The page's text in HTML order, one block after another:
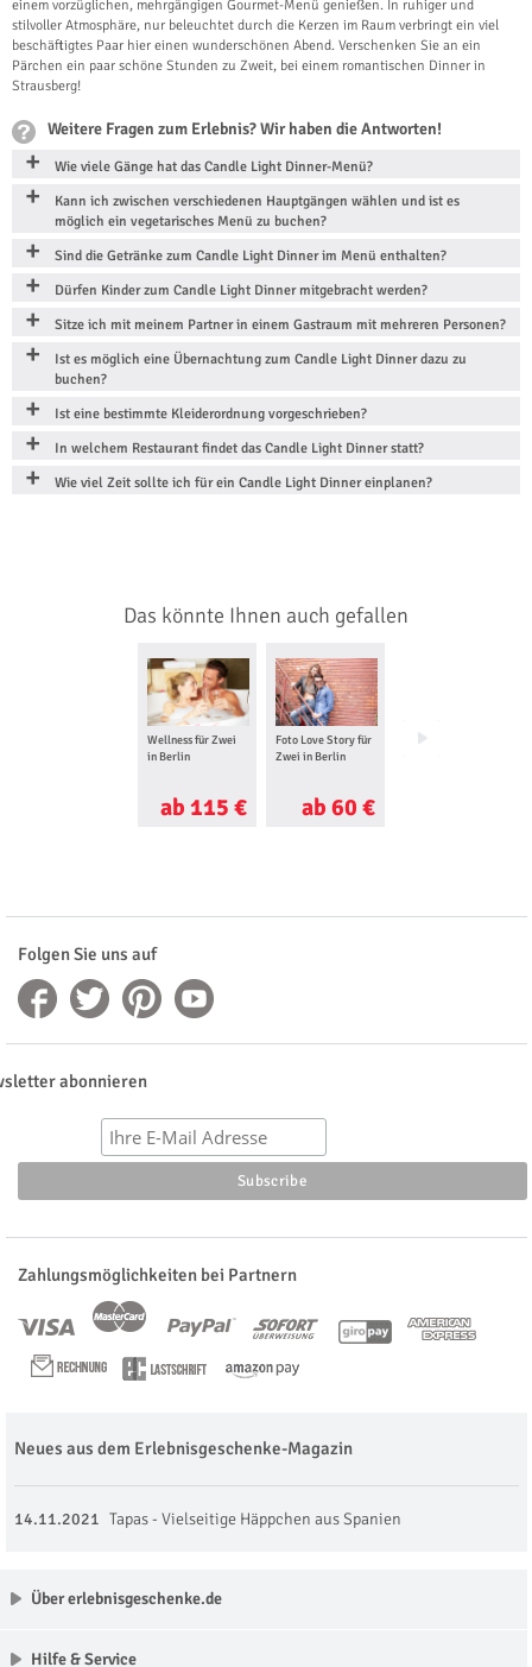
einem vorzüglichen, mehrgängigen Gourmet-Menü genießen. In ruhiger und
stilvoller Atmosphäre, nur beleuchtet durch die Kerzen im Raum verbringt ein viel
beschäftigtes Paar hier einen wunderschönen Abend. Verschenken Sie an ein
Pärchen ein paar schöne Stunden zu Zweit, bei einem romantischen Dinner in
Strausberg!
Weitere Fragen zum Erlebnis? Wir haben die Antworten!
Wie viele Gänge hat das Candle Light Dinner-Menü?
Kann ich zwischen verschiedenen Hauptgängen wählen und ist es
möglich ein vegetarisches Menü zu buchen?
Sind die Getränke zum Candle Light Dinner im Menü enthalten?
Dürfen Kinder zum Candle Light Dinner mitgebracht werden?
Sitze ich mit meinem Partner in einem Gastraum mit mehreren Personen?
Ist es möglich eine Übernachtung zum Candle Light Dinner dazu zu
buchen?
Ist eine bestimmte Kleiderordnung vorgeschrieben?
In welchem Restaurant findet das Candle Light Dinner statt?
Wie viel Zeit sollte ich für ein Candle Light Dinner einplanen?
Das könnte Ihnen auch gefallen
Wellness für Zwei
in Berlin
ab 115 €
Foto Love Story für
Zwei in Berlin
ab 60 €
Sushi Kochkurs in
Folgen Sie uns auf
abonnieren
Zahlungsmöglichkeiten bei Partnern
Neues aus dem Erlebnisgeschenke-Magazin
14.11.2021 Tapas - Vielseitige Häppchen aus Spanien
Über erlebnisgeschenke.de
Hilfe & Service